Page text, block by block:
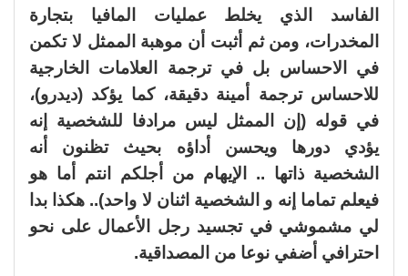
الفاسد الذي يخلط عمليات المافيا بتجارة
المخدرات، ومن ثم أثبت أن موهبة الممثل لا تكمن
في الاحساس بل في ترجمة العلامات الخارجية
للاحساس ترجمة أمينة دقيقة، كما يؤكد (ديدرو)،
في قوله (إن الممثل ليس مرادفا للشخصية إنه
يؤدي دورها ويحسن أداؤه بحيث تظنون أنه
الشخصية ذاتها .. الإيهام من أجلكم انتم أما هو
فيعلم تماما إنه و الشخصية اثنان لا واحد).. هكذا بدا
لي مشموشي في تجسيد رجل الأعمال على نحو
احترافي أضفي نوعا من المصداقية.